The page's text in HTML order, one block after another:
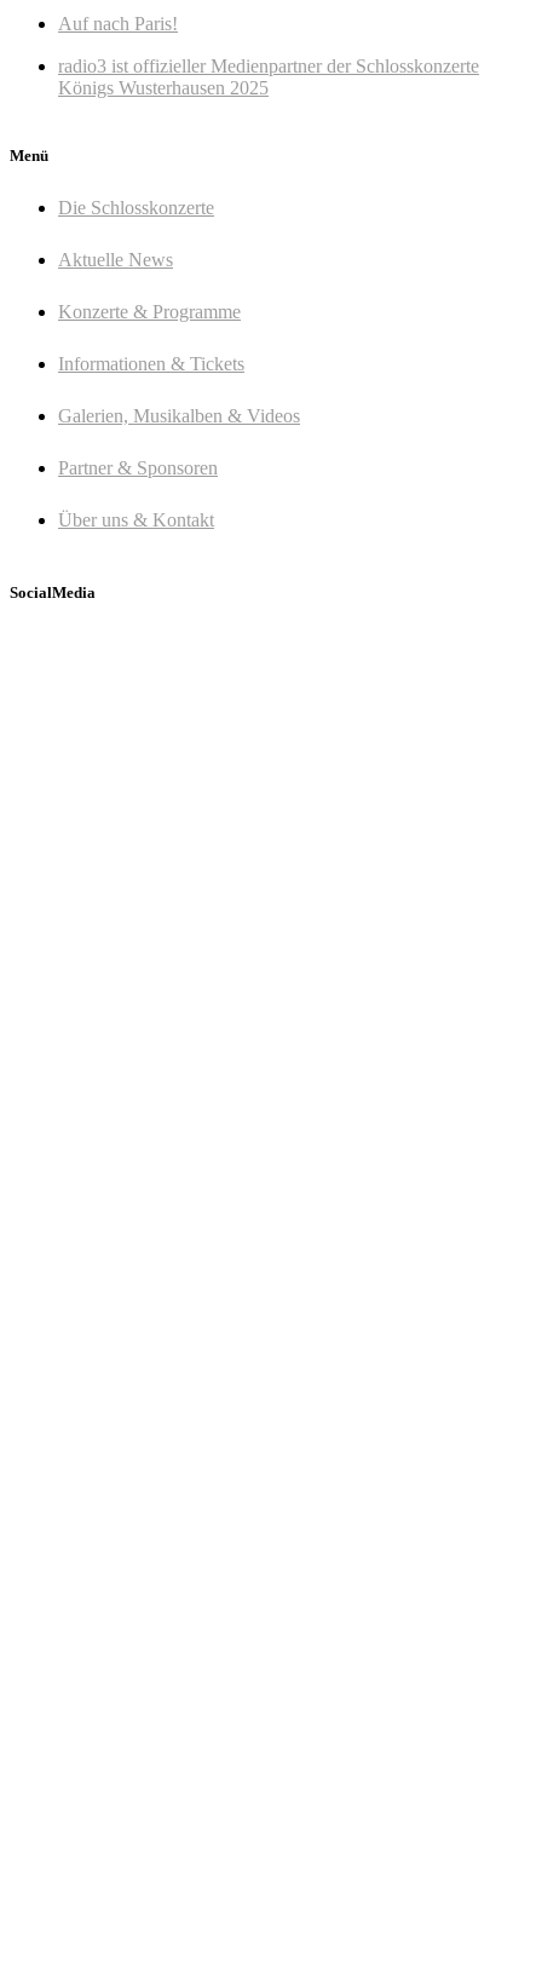
Auf nach Paris!
radio3 ist offizieller Medienpartner der Schlosskonzerte
Königs Wusterhausen 2025
Menü
Die Schlosskonzerte
Aktuelle News
Konzerte & Programme
Informationen & Tickets
Galerien, Musikalben & Videos
Partner & Sponsoren
Über uns & Kontakt
SocialMedia